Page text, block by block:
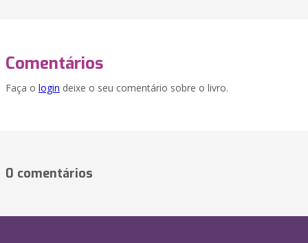
Comentários
Faça o login deixe o seu comentário sobre o livro.
0 comentários